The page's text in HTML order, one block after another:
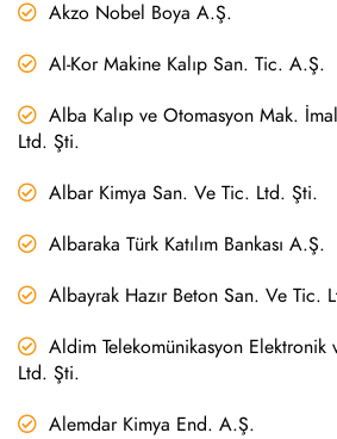
Akzo Nobel Boya A.Ş.
Al-Kor Makine Kalıp San. Tic. A.Ş.
Alba Kalıp ve Otomasyon Mak.
Ltd. Şti.
Albar Kimya San. Ve Tic. Ltd. Şti.
Albaraka Türk Katılım Bankası A.Ş.
Albayrak Hazır Beton San. Ve Tic.
Aldim Telekomünikasyon Elektronik
Ltd. Şti.
Alemdar Kimya End. A.Ş.